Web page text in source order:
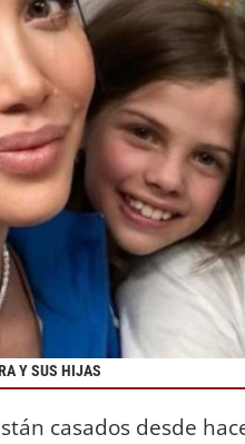
Y SUS HIJAS
casados desde